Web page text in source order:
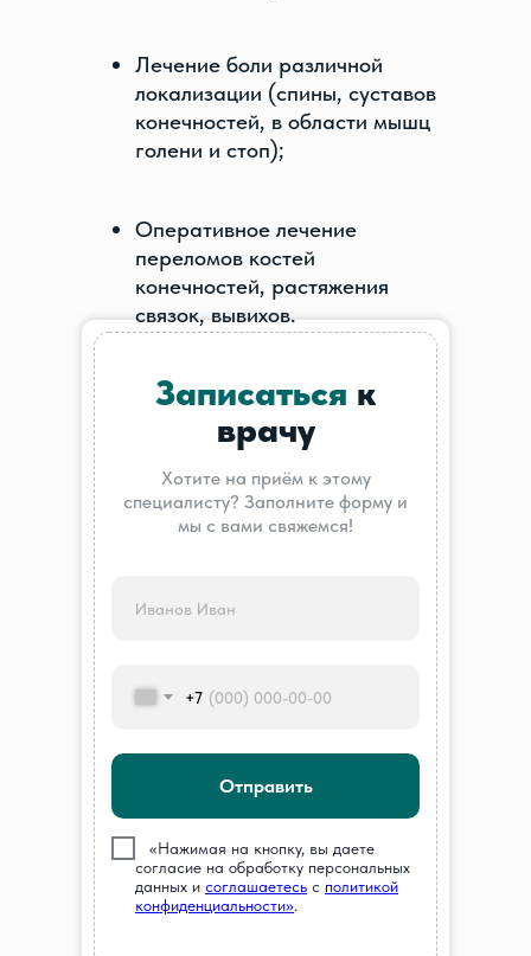
+7
Отправить
«Нажимая на кнопку, вы даете
согласие на обработку персональных
данных и соглашаетесь c политикой
конфиденциальности».
Записаться к
врачу
Хотите на приём к этому
специалисту? Заполните форму и
мы с вами свяжемся!
Лечение боли различной
локализации (спины, суставов
конечностей, в области мышц
голени и стоп);
Оперативное лечение
переломов костей
конечностей, растяжения
связок, вывихов.